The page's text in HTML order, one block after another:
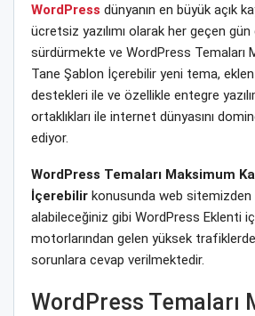
WordPress dünyanın en büyük açık
ücretsiz yazılımı olarak her geçen
sürdürmekte ve WordPress Temaları
Tane Şablon İçerebilir yeni tema,
destekleri ile ve özellikle entegre
ortaklıkları ile internet dünyasını
ediyor.
WordPress Temaları Maksimum
İçerebilir konusunda web
alabileceğiniz gibi WordPress Eklenti
motorlarından gelen yüksek
sorunlara cevap verilmektedir.
WordPress Temaları